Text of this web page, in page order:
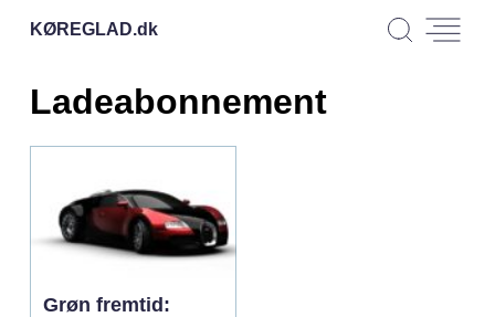
KØREGLAD.dk
Ladeabonnement
Grøn fremtid: